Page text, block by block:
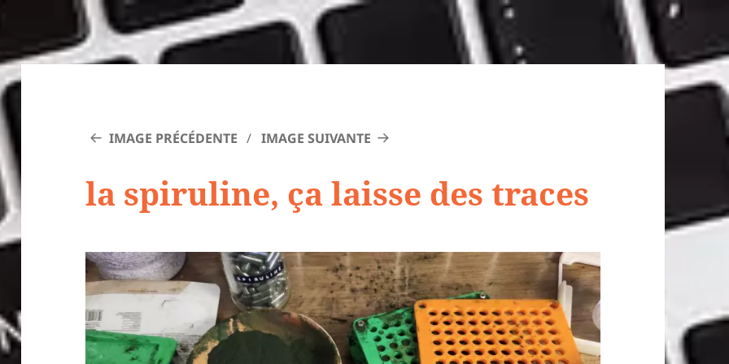
IMAGE PRÉCÉDENTE IMAGE SUIVANTE
la spiruline, ça laisse des traces